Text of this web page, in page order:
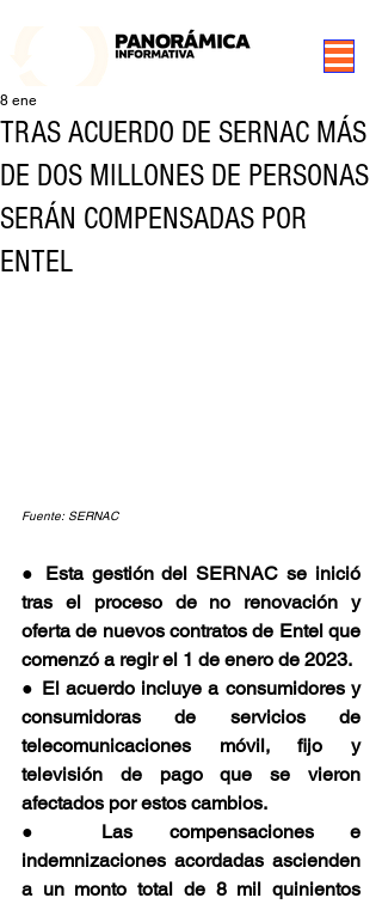
TRAS ACUERDO DE SERNAC MÁS
DE DOS MILLONES DE PERSONAS
SERÁN COMPENSADAS POR
ENTEL
8 ene
Fuente: SERNAC
● Esta gestión del SERNAC se inició
tras el proceso de no renovación y
oferta de nuevos contratos de Entel que
comenzó a regir el 1 de enero de 2023.
● El acuerdo incluye a consumidores y
consumidoras de servicios de
telecomunicaciones móvil, fijo y
televisión de pago que se vieron
afectados por estos cambios.
● Las compensaciones e
indemnizaciones acordadas ascienden
a un monto total de 8 mil quinientos